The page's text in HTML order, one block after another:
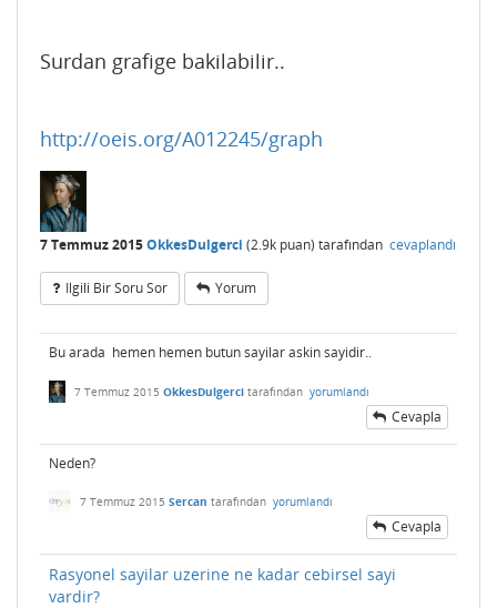
Surdan grafige bakilabilir..
http://oeis.org/A012245/graph
7 Temmuz 2015OkkesDulgerci (2.9k puan) tarafından cevaplandı
Ilgili Bir Soru Sor Yorum
Bu arada hemen hemen butun sayilar askin sayidir..
7 Temmuz 2015 OkkesDulgerci tarafından yorumlandı
Cevapla
Neden?
7 Temmuz 2015 Sercan tarafından yorumlandı
Cevapla
Rasyonel sayilar uzerine ne kadar cebirsel sayi
vardir?